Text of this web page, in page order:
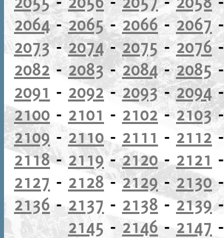
2064-2065-2066-2067
2073-2074-2075 -2076
2082 - 2083-2084-2085
2091 - 2092- 2093-2094
2100 - 2101 - 2102-2103
2109 - 2110- 2111 - 2112
2118- 2119-2120- 2121
2127 - 2128-2129-2130
2136 - 2137 - 2138 -2139
2145 - 2146 - 2147